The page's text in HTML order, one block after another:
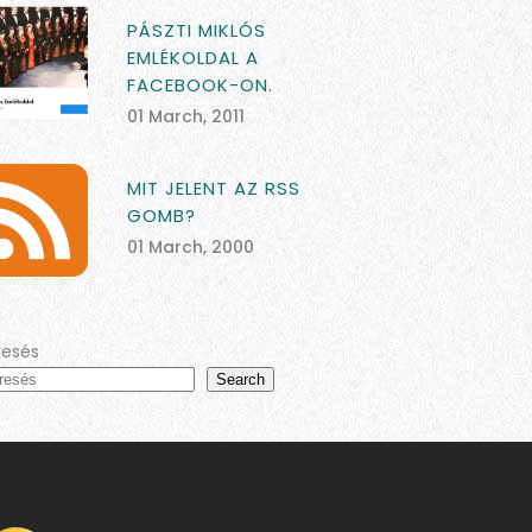
PÁSZTI MIKLÓS
EMLÉKOLDAL A
FACEBOOK-ON.
01 March, 2011
MIT JELENT AZ RSS
GOMB?
01 March, 2000
Search